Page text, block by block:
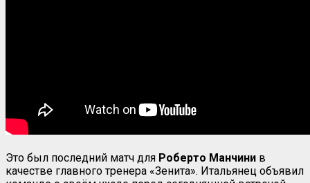
Это был последний матч для Роберто Манчини в
качестве главного тренера «Зенита». Итальянец объявил